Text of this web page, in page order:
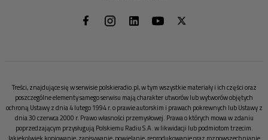
Treści, znajdujące się w serwisie polskieradio.pl, w tym wszystkie materiały i ich części oraz
poszczególne elementy samego serwisu mają charakter utworów lub wytworów objętych
ochroną Ustawy z dnia 4 lutego 1994 r. o prawie autorskim i prawach pokrewnych lub Ustawy z
dnia 30 czerwca 2000 r. Prawo własności przemysłowej. Prawa o których mowa w zdaniu
poprzedzającym przysługują Polskiemu Radiu S.A. w likwidacji lub podmiotom trzecim.